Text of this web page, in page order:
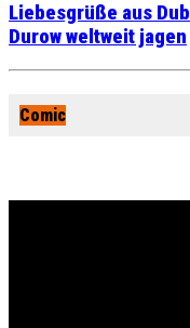
Liebesgrüße aus
Durow weltweit jagen
Comic